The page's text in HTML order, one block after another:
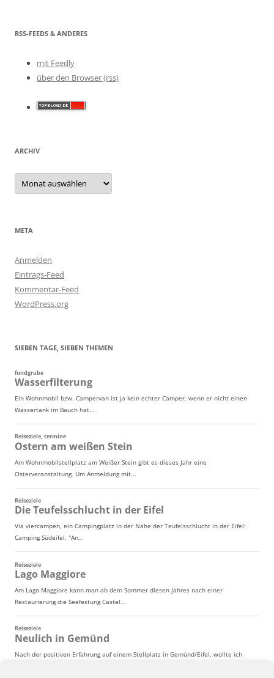
RSS-FEEDS & ANDERES
mit Feedly
über den Browser (rss)
ARCHIV
Archiv
META
Anmelden
Eintrags-Feed
Kommentar-Feed
WordPress.org
SIEBEN TAGE, SIEBEN THEMEN